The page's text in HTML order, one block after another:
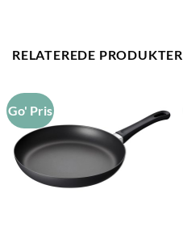
RELATEREDE PRODUKTER
Go' Pris